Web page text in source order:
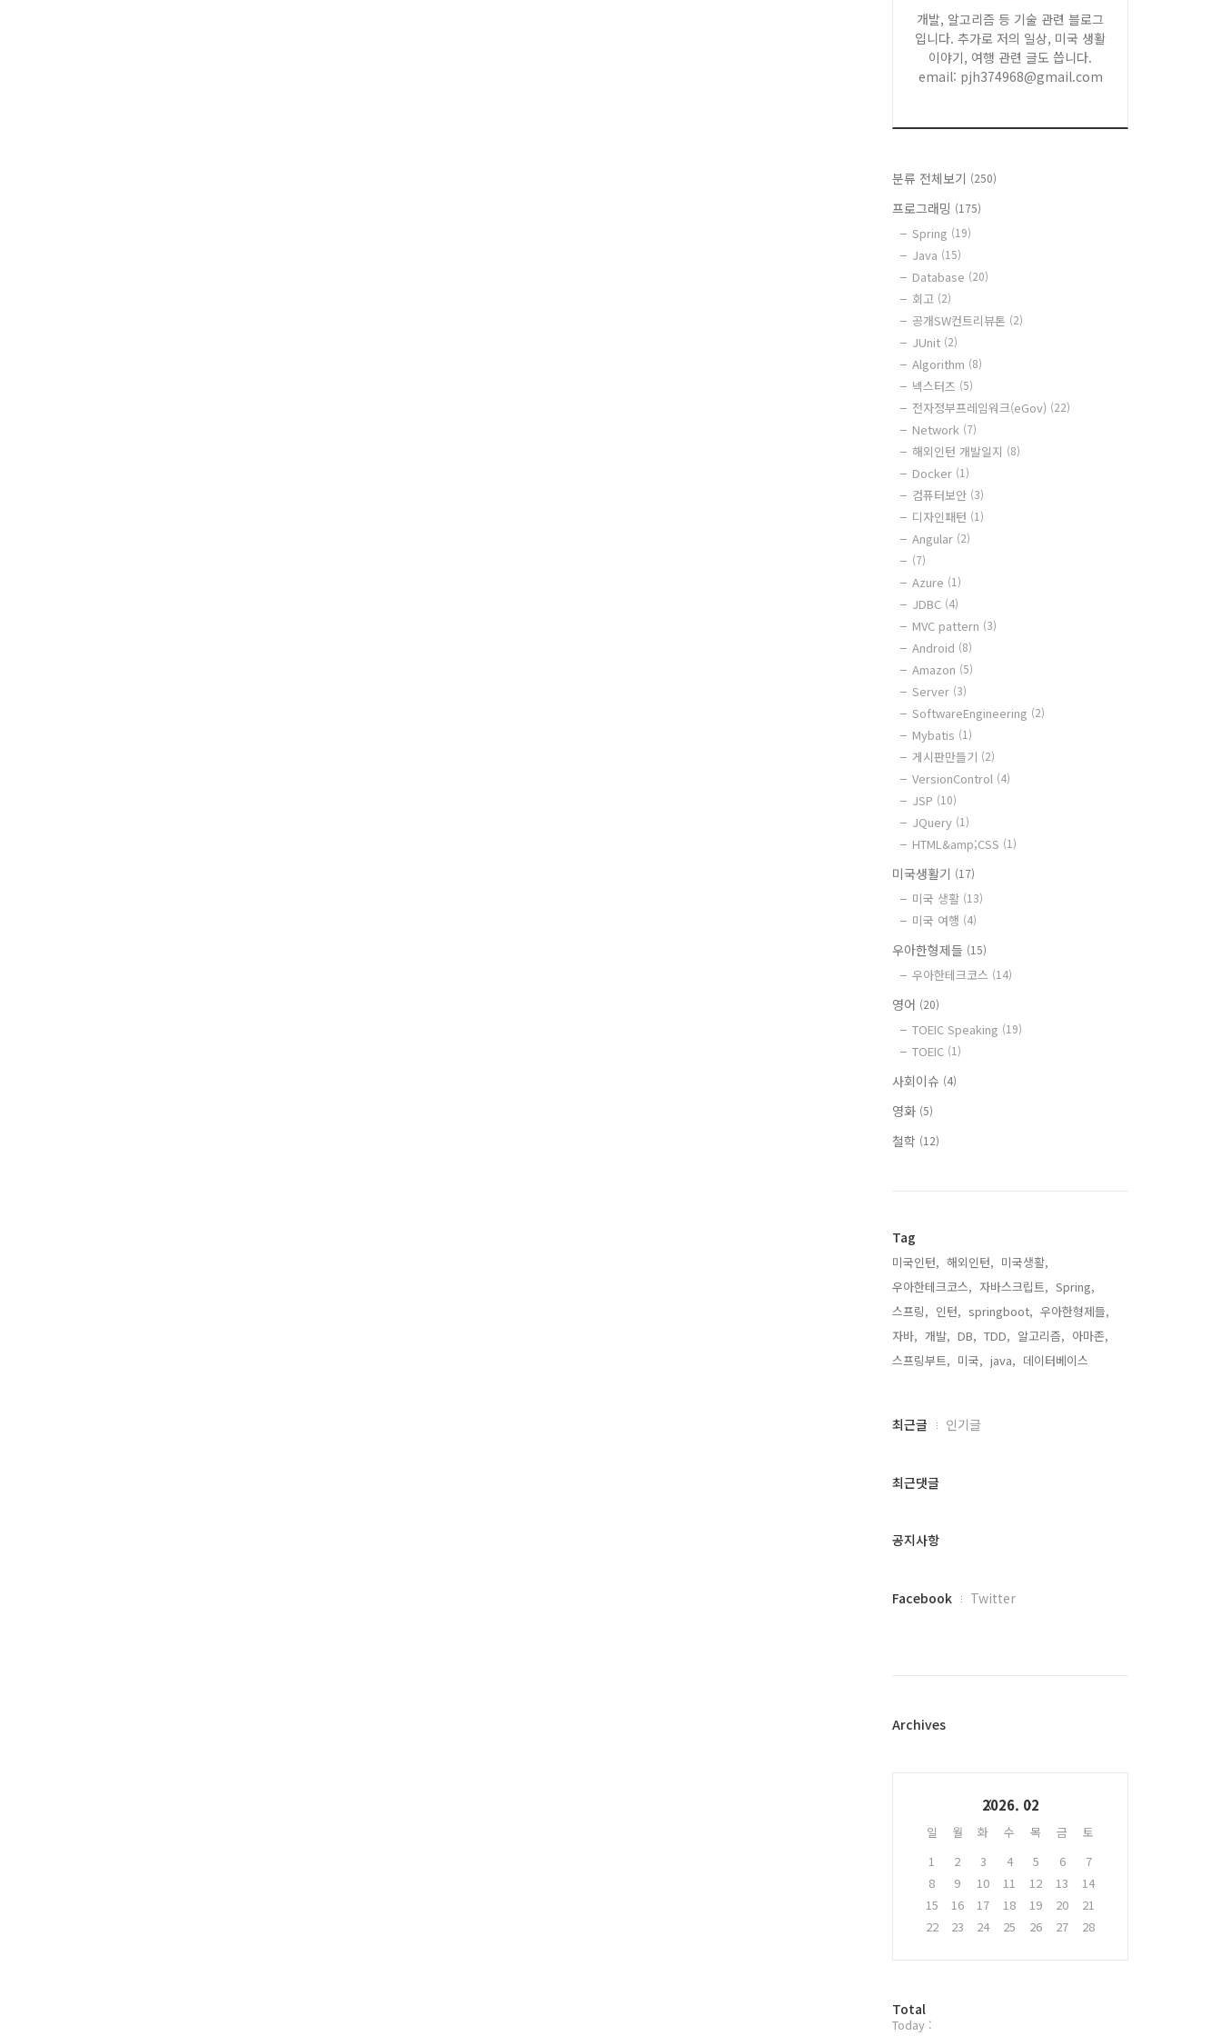
개발, 알고리즘 등 기술 관련 블로그
입니다. 추가로 저의 일상, 미국 생활
이야기, 여행 관련 글도 씁니다.
email: pjh374968@gmail.com
분류 전체보기 (250)
프로그래밍 (175)
Spring (19)
Java (15)
Database (20)
회고 (2)
공개SW컨트리뷰톤 (2)
JUnit (2)
Algorithm (8)
넥스터즈 (5)
전자정부프레임워크(eGov) (22)
Network (7)
해외인턴 개발일지 (8)
Docker (1)
컴퓨터보안 (3)
디자인패턴 (1)
Angular (2)
(7)
Azure (1)
JDBC (4)
MVC pattern (3)
Android (8)
Amazon (5)
Server (3)
SoftwareEngineering (2)
Mybatis (1)
게시판만들기 (2)
VersionControl (4)
JSP (10)
JQuery (1)
HTML&amp;CSS (1)
미국생활기 (17)
미국 생활 (13)
미국 여행 (4)
우아한형제들 (15)
우아한테크코스 (14)
영어 (20)
TOEIC Speaking (19)
TOEIC (1)
사회이슈 (4)
영화 (5)
철학 (12)
Tag
미국인턴, 해외인턴, 미국생활,
우아한테크코스, 자바스크립트, Spring,
스프링, 인턴, springboot, 우아한형제들,
자바, 개발, DB, TDD, 알고리즘, 아마존,
스프링부트, 미국, java, 데이터베이스,
최
과
글
최근글 인기글
최근댓글
공지사항
페
플
Facebook Twitter
Archives
2026. 02
일 월 화 수 목 금
토
1
2 3 4 5 6
7
8
9 10 11 12 13
14
15
16 17 18 19 20
21
22
23 24 25 26 27 28
방
문
Total
Today :